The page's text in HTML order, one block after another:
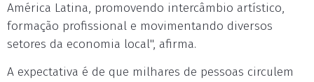
América Latina, promovendo intercâmbio artístico,
formação profissional e movimentando diversos
setores da economia local", afirma.
A expectativa é de que milhares de pessoas circulem